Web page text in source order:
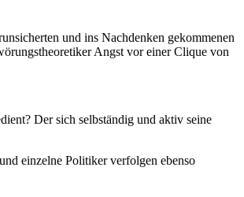
und ins Nachdenken gekommenen
Angst vor einer Clique von
Der sich selbständig und aktiv seine
einzelne Politiker verfolgen ebenso